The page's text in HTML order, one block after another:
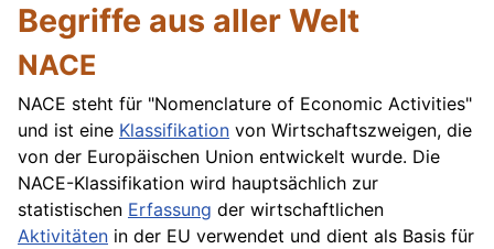
Begriffe aus aller Welt
NACE
NACE steht für "Nomenclature of Economic Activities"
und ist eine Klassifikation von Wirtschaftszweigen, die
von der Europäischen Union entwickelt wurde. Die
NACE-Klassifikation wird hauptsächlich zur
statistischen Erfassung der wirtschaftlichen
Aktivitäten in der EU verwendet und dient als Basis für